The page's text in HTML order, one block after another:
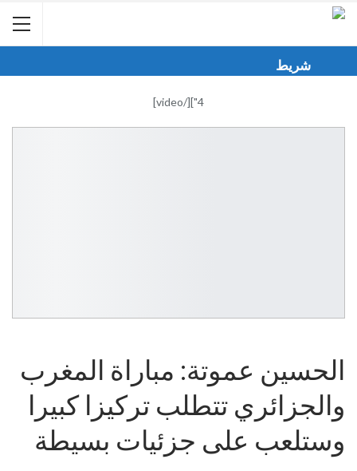
شريط
4"][/video]
الحسين عموتة: مباراة المغرب
والجزائري تتطلب تركيزا كبيرا
وستلعب على جزئيات بسيطة